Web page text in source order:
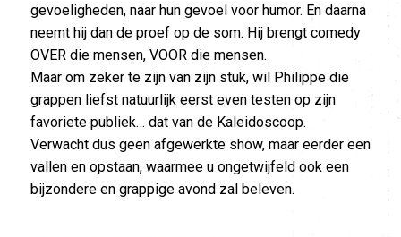
gevoeligheden, naar hun gevoel voor humor. En daarna
neemt hij dan de proef op de som. Hij brengt comedy
OVER die mensen, VOOR die mensen.
Maar om zeker te zijn van zijn stuk, wil Philippe die
grappen liefst natuurlijk eerst even testen op zijn
favoriete publiek… dat van de Kaleidoscoop.
Verwacht dus geen afgewerkte show, maar eerder een
vallen en opstaan, waarmee u ongetwijfeld ook een
bijzondere en grappige avond zal beleven.